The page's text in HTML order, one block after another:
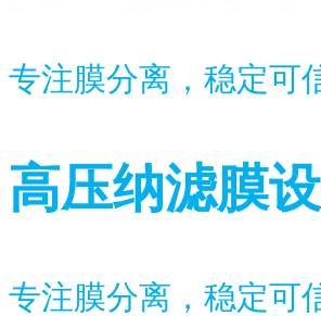
专注膜分离，稳定可
高压纳滤膜
专注膜分离，稳定可